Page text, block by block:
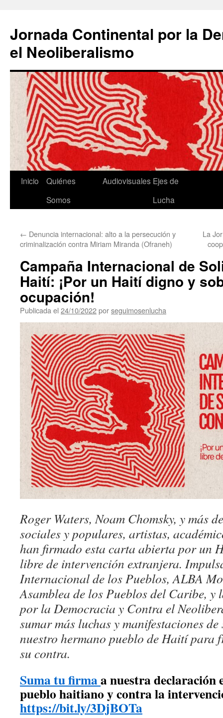
contenido
Jornada Continental por la
el Neoliberalismo
Inicio
Quiénes
Somos
Audiovisuales Ejes de
Lucha
← Denuncia internacional: alto a la persecución y
criminalización contra Miriam Miranda (Ofraneh)
La
Campaña Internacional de
Haití: ¡Por un Haití digno y
ocupación!
Publicada el 24/10/2022porseguimosenlucha
Roger Waters, Noam Chomsky, y más
sociales y populares, artistas,
han firmado esta carta abierta por un
libre de intervención extranjera.
Internacional de los Pueblos, ALBA
Asamblea de los Pueblos del Caribe,
por la Democracia y Contra el
sumar más luchas y manifestaciones
nuestro hermano pueblo de Haití para
su contra.
Suma tu firmaa nuestra declaración
pueblo haitiano y contra la
https://bit.ly/3DjBOTa